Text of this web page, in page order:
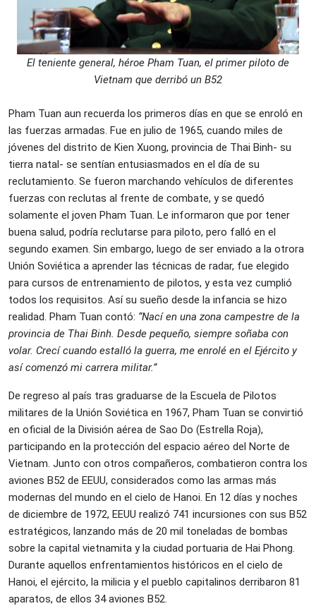
El teniente general, héroe Pham Tuan, el primer piloto de
Vietnam que derribó un B52
Pham Tuan aun recuerda los primeros días en que se enroló en
las fuerzas armadas. Fue en julio de 1965, cuando miles de
jóvenes del distrito de Kien Xuong, provincia de Thai Binh- su
tierra natal- se sentían entusiasmados en el día de su
reclutamiento. Se fueron marchando vehículos de diferentes
fuerzas con reclutas al frente de combate, y se quedó
solamente el joven Pham Tuan. Le informaron que por tener
buena salud, podría reclutarse para piloto, pero falló en el
segundo examen. Sin embargo, luego de ser enviado a la otrora
Unión Soviética a aprender las técnicas de radar, fue elegido
para cursos de entrenamiento de pilotos, y esta vez cumplió
todos los requisitos. Así su sueño desde la infancia se hizo
realidad. Pham Tuan contó: “Nací en una zona campestre de la
provincia de Thai Binh. Desde pequeño, siempre soñaba con
volar. Crecí cuando estalló la guerra, me enrolé en el Ejército y
así comenzó mi carrera militar.”
De regreso al país tras graduarse de la Escuela de Pilotos
militares de la Unión Soviética en 1967, Pham Tuan se convirtió
en oficial de la División aérea de Sao Do (Estrella Roja),
participando en la protección del espacio aéreo del Norte de
Vietnam. Junto con otros compañeros, combatieron contra los
aviones B52 de EEUU, considerados como las armas más
modernas del mundo en el cielo de Hanoi. En 12 días y noches
de diciembre de 1972, EEUU realizó 741 incursiones con sus B52
estratégicos, lanzando más de 20 mil toneladas de bombas
sobre la capital vietnamita y la ciudad portuaria de Hai Phong.
Durante aquellos enfrentamientos históricos en el cielo de
Hanoi, el ejército, la milicia y el pueblo capitalinos derribaron 81
aparatos, de ellos 34 aviones B52.